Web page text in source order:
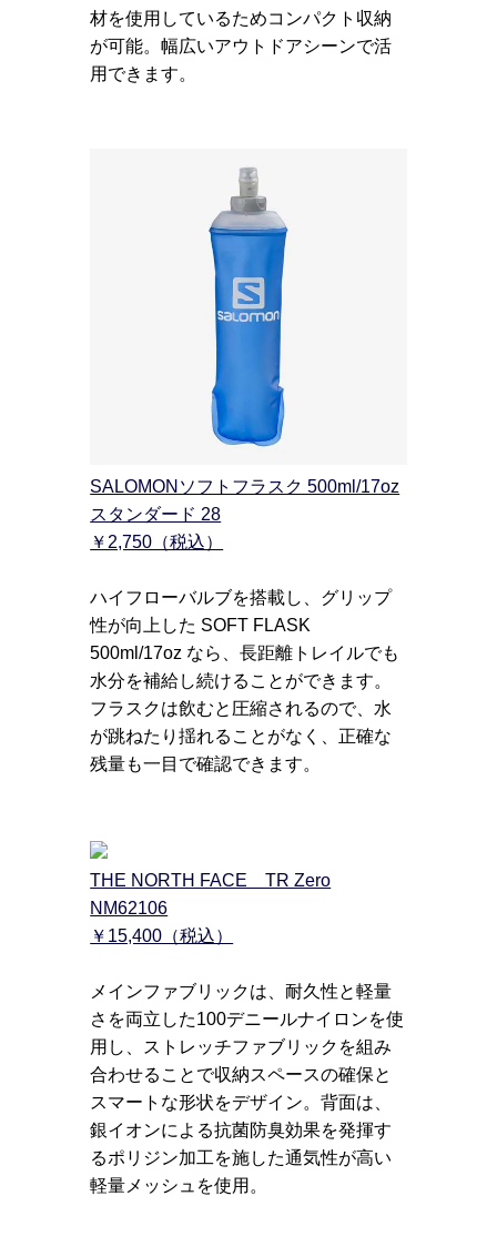
材を使用しているためコンパクト収納
が可能。幅広いアウトドアシーンで活
用できます。
SALOMONソフトフラスク 500ml/17oz
スタンダード 28
￥2,750（税込）
ハイフローバルブを搭載し、グリップ
性が向上した SOFT FLASK
500ml/17oz なら、長距離トレイルでも
水分を補給し続けることができます。
フラスクは飲むと圧縮されるので、水
が跳ねたり揺れることがなく、正確な
残量も一目で確認できます。
THE NORTH FACE TR Zero
NM62106
￥15,400（税込）
メインファブリックは、耐久性と軽量
さを両立した100デニールナイロンを使
用し、ストレッチファブリックを組み
合わせることで収納スペースの確保と
スマートな形状をデザイン。背面は、
銀イオンによる抗菌防臭効果を発揮す
るポリジン加工を施した通気性が高い
軽量メッシュを使用。